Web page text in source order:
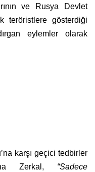
ve Rusya Devlet
teröristlere gösterdiği
eylemler olarak
karşı geçici tedbirler
Zerkal, “Sadece